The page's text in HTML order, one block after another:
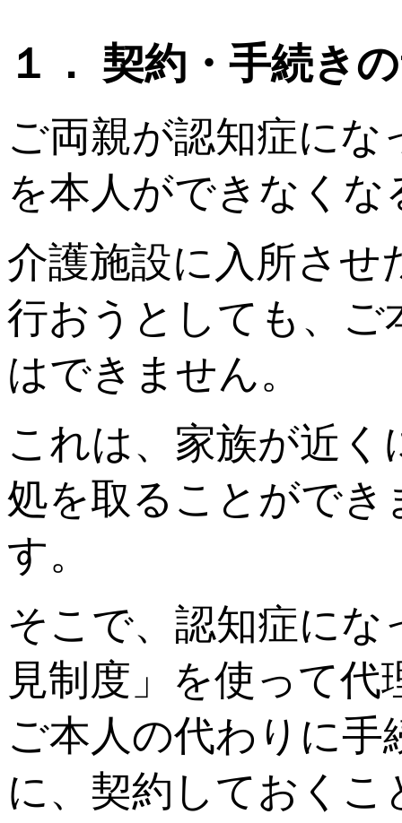
１． 契約・手続き
ご両親が認知症に
を本人ができなく
介護施設に入所させ
行おうとしても、ご
はできません。
これは、家族が近
処を取ることができ
す。
そこで、認知症に
見制度」を使って代
ご本人の代わりに
に、契約しておくこ